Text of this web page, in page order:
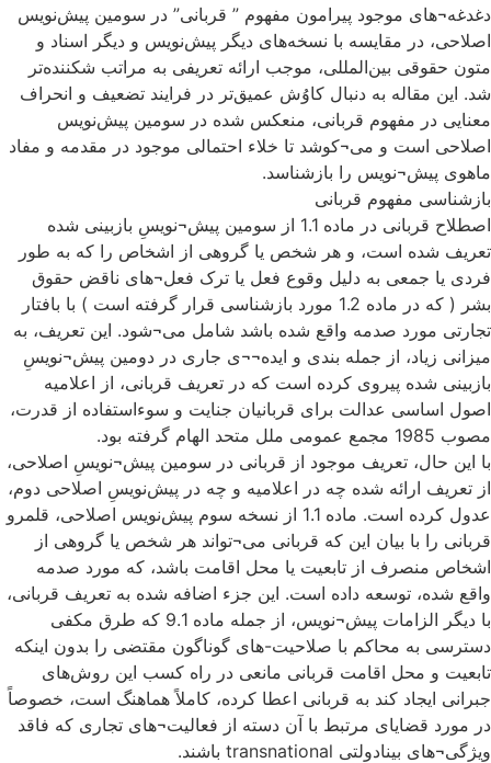
دغدغه¬های موجود پیرامون مفهوم ” قربانی” در سومین پیش‌نویس
اصلاحی، در مقایسه با نسخه‌های دیگر پیش‌نویس و دیگر اسناد و
متون حقوقی بین‌المللی، موجب ارائه تعریفی به مراتب شکننده‌تر
شد. این مقاله به دنبال کاوُش عمیق‌تر در فرایند تضعیف و انحراف
معنایی در مفهوم قربانی، منعکس شده در سومین پیش‌نویس
اصلاحی است و می¬کوشد تا خلاء احتمالی موجود در مقدمه و مفاد
ماهوی پیش¬نویس را بازشناسد.
بازشناسی مفهوم قربانی
اصطلاح قربانی در ماده 1.1 از سومین پیش¬نویسِ بازبینی شده
تعریف شده است، و هر شخص یا گروهی از اشخاص را که به طور
فردی یا جمعی به دلیل وقوع فعل یا ترک فعل¬های ناقض حقوق
بشر ( که در ماده 1.2 مورد بازشناسی قرار گرفته است ) با بافتار
تجارتی مورد صدمه واقع شده باشد شامل می¬شود. این تعریف، به
میزانی زیاد، از جمله بندی و ایده¬¬ی جاری در دومین پیش¬نویسِ
بازبینی شده پیروی کرده است که در تعریف قربانی، از اعلامیه
اصول اساسی عدالت برای قربانیان جنایت و سوءاستفاده از قدرت،
مصوب 1985 مجمع عمومی ملل متحد الهام گرفته بود.
با این حال، تعریف موجود از قربانی در سومین پیش¬نویسِ اصلاحی،
از تعریف ارائه شده چه در اعلامیه و چه در پیش‌نویسِ اصلاحی دوم،
عدول کرده است. ماده 1.1 از نسخه سوم پیش‌نویس اصلاحی، قلمرو
قربانی را با بیان این که قربانی می¬تواند هر شخص یا گروهی از
اشخاص منصرف از تابعیت یا محل اقامت باشد، که مورد صدمه
واقع شده، توسعه داده است. این جزء اضافه شده به تعریف قربانی،
با دیگر الزامات پیش¬نویس، از جمله ماده 9.1 که طرق مکفی
دسترسی به محاکم با صلاحیت-های گوناگون مقتضی را بدون اینکه
تابعیت و محل اقامت قربانی مانعی در راه کسب این روش‌های
جبرانی ایجاد کند به قربانی اعطا کرده، کاملاً هماهنگ است، خصوصاً
در مورد قضایای مرتبط با آن دسته از فعالیت¬های تجاری که فاقد
ویژگی¬های بینادولتی transnational باشند.